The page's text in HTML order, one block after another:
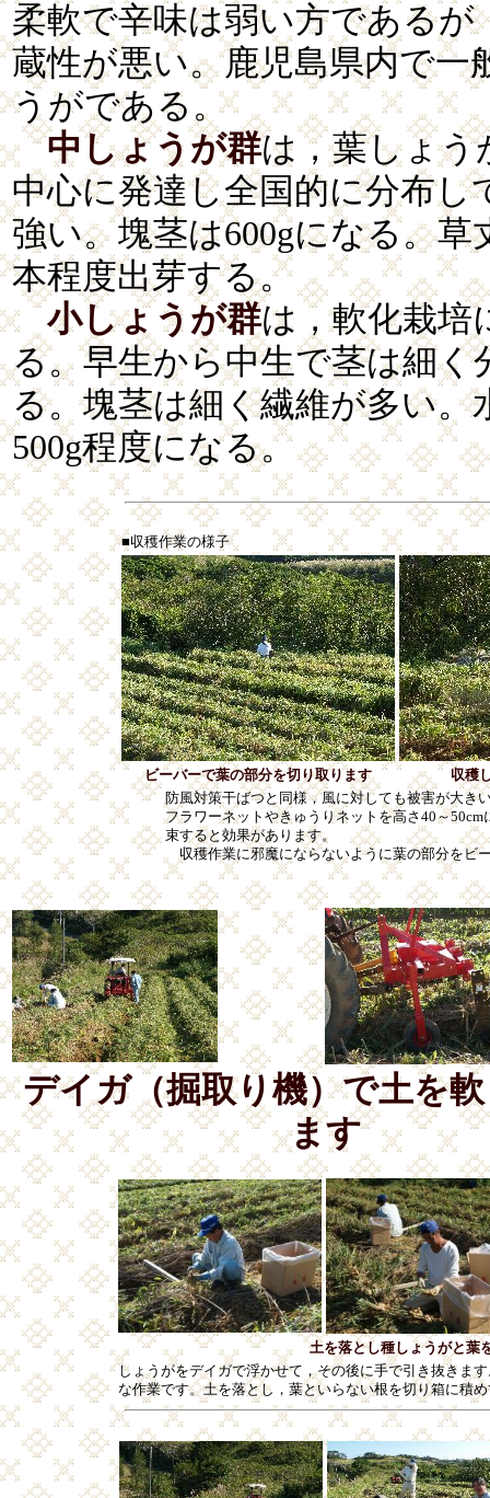
柔軟で辛味は弱い方である
蔵性が悪い。鹿児島県内で
うがである。
中しょうが群は，葉しょう
中心に発達し全国的に分布
強い。塊茎は600gになる。草
本程度出芽する。
小しょうが群は，軟化栽培
る。早生から中生で茎は細
る。塊茎は細く繊維が多い
500g程度になる。
■収穫作業の様子
ビーバーで葉の部分を切り取ります
収穫
防風対策干ばつと同様，風に対しても被害が大き
フラワーネットやきゅうりネットを高さ40～
束すると効果があります。
収穫作業に邪魔にならないように葉の部分をビ
デイガ（掘取り機）で土を
ます
土を落とし種しょうがと葉
しょうがをデイガで浮かせて，その後に手で引き抜きま
な作業です。土を落とし，葉といらない根を切り箱に積